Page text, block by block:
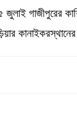
গাজীপুরের